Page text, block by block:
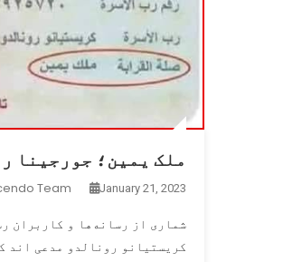
ملک یمین؛ جورجینا
January 21, 2023
Team
شماری از رسانه‌ها و کاربران
کریستیانو رونالدو مدعی اند